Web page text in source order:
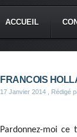
ACCUEIL
FRANCOIS
17 Janvier 2014 , Rédigé
Pardonnez-moi ce